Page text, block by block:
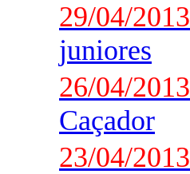
29/04/2013
juniores
26/04/2013
Caçador
23/04/2013